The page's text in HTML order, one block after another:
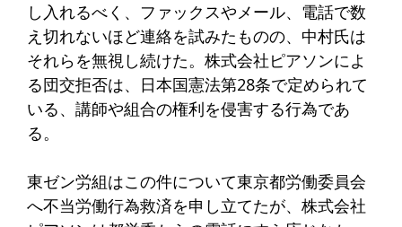
し入れるべく、ファックスやメール、電話で数
え切れないほど連絡を試みたものの、中村氏は
それらを無視し続けた。株式会社ピアソンによ
る団交拒否は、日本国憲法第28条で定められて
いる、講師や組合の権利を侵害する行為であ
る。
東ゼン労組はこの件について東京都労働委員会
へ不当労働行為救済を申し立てたが、株式会社